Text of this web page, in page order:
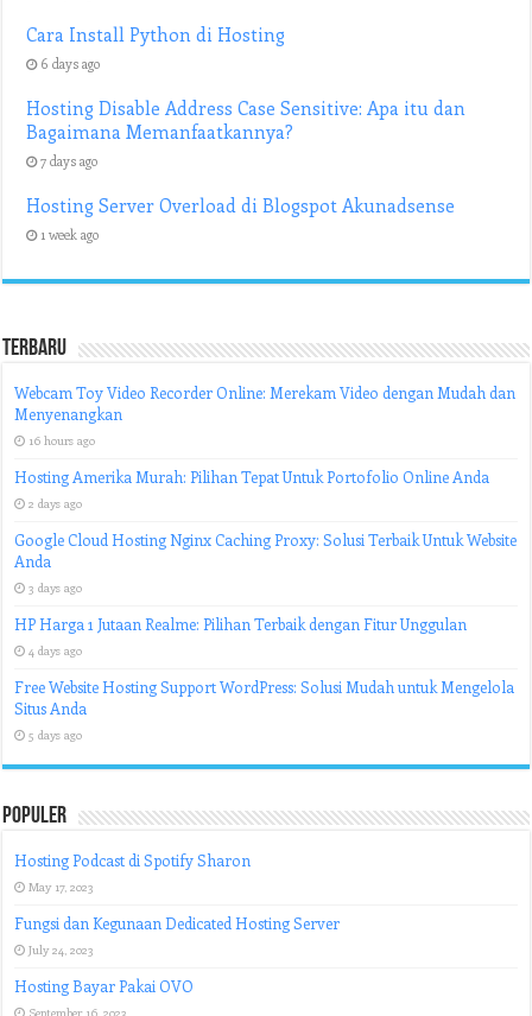
Cara Install Python di Hosting
6 days ago
Hosting Disable Address Case Sensitive: Apa itu dan
Bagaimana Memanfaatkannya?
7 days ago
Hosting Server Overload di Blogspot Akunadsense
1 week ago
Terbaru
Webcam Toy Video Recorder Online: Merekam Video dengan Mudah dan
Menyenangkan
16 hours ago
Hosting Amerika Murah: Pilihan Tepat Untuk Portofolio Online Anda
2 days ago
Google Cloud Hosting Nginx Caching Proxy: Solusi Terbaik Untuk Website
Anda
3 days ago
HP Harga 1 Jutaan Realme: Pilihan Terbaik dengan Fitur Unggulan
4 days ago
Free Website Hosting Support WordPress: Solusi Mudah untuk Mengelola
Situs Anda
5 days ago
Populer
Hosting Podcast di Spotify Sharon
May 17, 2023
Fungsi dan Kegunaan Dedicated Hosting Server
July 24, 2023
Hosting Bayar Pakai OVO
September 16, 2023